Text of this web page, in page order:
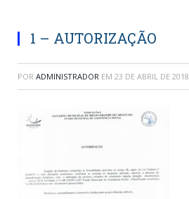
1 – AUTORIZAÇÃO
POR ADMINISTRADOR EM 23 DE ABRIL DE 2018